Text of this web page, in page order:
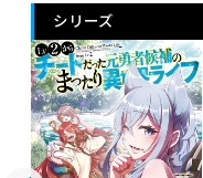
シリーズ